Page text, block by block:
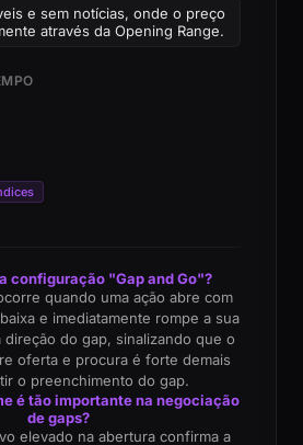
e sem notícias, onde o preço
através da Opening Range.
configuração "Gap and Go"?
quando uma ação abre com
e imediatamente rompe a sua
do gap, sinalizando que o
oferta e procura é forte demais
o preenchimento do gap.
é tão importante na negociação
de gaps?
elevado na abertura confirma a